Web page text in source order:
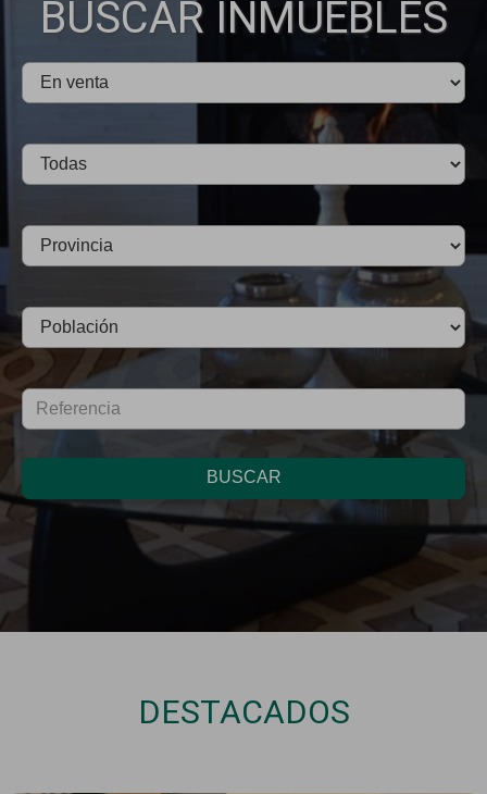
BUSCAR INMUEBLES
BUSCAR
DESTACADOS